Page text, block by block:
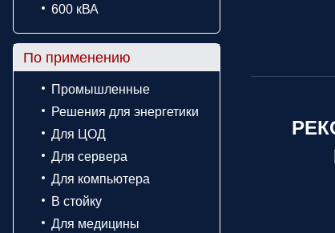
600 кВА
По применению
Промышленные
Решения для энергетики
Для ЦОД
Для сервера
Для компьютера
В стойку
Для медицины